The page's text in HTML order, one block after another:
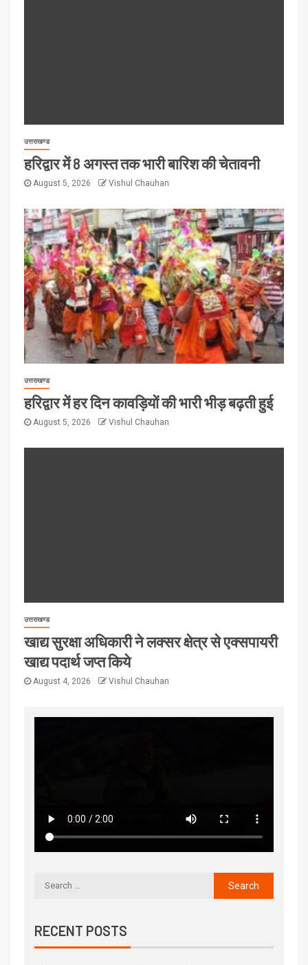
उत्तराखण्ड
हरिद्वार में 8 अगस्त तक भारी बारिश की चेतावनी
August 5, 2026 Vishul Chauhan
उत्तराखण्ड
हरिद्वार में हर दिन कावड़ियों की भारी भीड़ बढ़ती हुई
August 5, 2026 Vishul Chauhan
उत्तराखण्ड
खाद्य सुरक्षा अधिकारी ने लक्सर क्षेत्र से एक्सपायरी
खाद्य पदार्थ जप्त किये
August 4, 2026 Vishul Chauhan
RECENT POSTS